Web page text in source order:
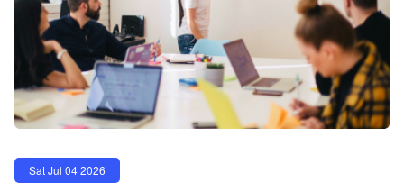
Sat Jul 04 2026